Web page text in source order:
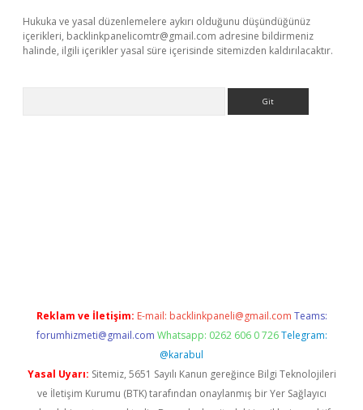
Hukuka ve yasal düzenlemelere aykırı olduğunu düşündüğünüz
içerikleri, backlinkpanelicomtr@gmail.com adresine bildirmeniz
halinde, ilgili içerikler yasal süre içerisinde sitemizden kaldırılacaktır.
Reklam ve İletişim: E-mail: backlinkpaneli@gmail.com Teams:
forumhizmeti@gmail.com Whatsapp: 0262 606 0 726 Telegram:
@karabul
Yasal Uyarı: Sitemiz, 5651 Sayılı Kanun gereğince Bilgi Teknolojileri
ve İletişim Kurumu (BTK) tarafından onaylanmış bir Yer Sağlayıcı